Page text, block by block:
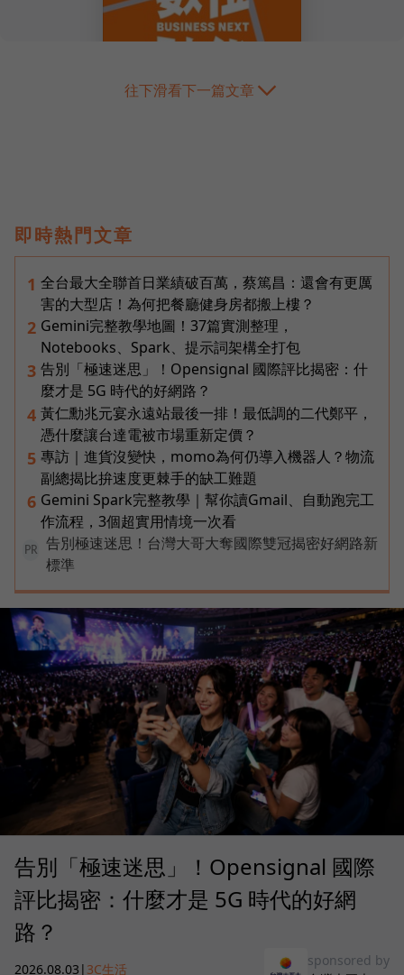
往下滑看下一篇文章
即時熱門文章
1 全台最大全聯首日業績破百萬，蔡篤昌：還會有更厲
害的大型店！為何把餐廳健身房都搬上樓？
2 Gemini完整教學地圖！37篇實測整理，
Notebooks、Spark、提示詞架構全打包
3 告別「極速迷思」！Opensignal 國際評比揭密：什
麼才是 5G 時代的好網路？
4 黃仁勳兆元宴永遠站最後一排！最低調的二代鄭平，
憑什麼讓台達電被市場重新定價？
5 專訪｜進貨沒變快，momo為何仍導入機器人？物流
副總揭比拚速度更棘手的缺工難題
6 Gemini Spark完整教學｜幫你讀Gmail、自動跑完工
作流程，3個超實用情境一次看
PR
告別極速迷思！台灣大哥大奪國際雙冠揭密好網路新
標準
告別「極速迷思」！Opensignal 國際
評比揭密：什麼才是 5G 時代的好網
路？
2026.08.03 | 3C生活
sponsored by